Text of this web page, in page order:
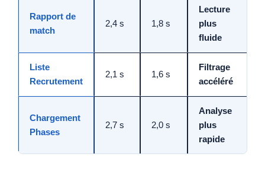
Rapport de
match
2,4 s 1,8 s
Lecture
plus
fluide
Liste
Recrutement
2,1 s 1,6 s
Filtrage
accéléré
Chargement
Phases
2,7 s 2,0 s
Analyse
plus
rapide